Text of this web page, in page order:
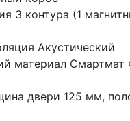
3 контура (1
Акустический
материал Смартмат
двери 125 мм,